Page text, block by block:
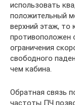
использовать
положительный
верхний этаж,
противоположен
ограничения
свободного
чем кабина.
Обратная связь
частоты ПЧ